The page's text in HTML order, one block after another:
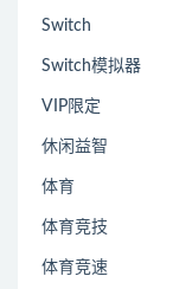
Switch
Switch模拟器
VIP限定
休闲益智
体育
体育竞技
体育竞速